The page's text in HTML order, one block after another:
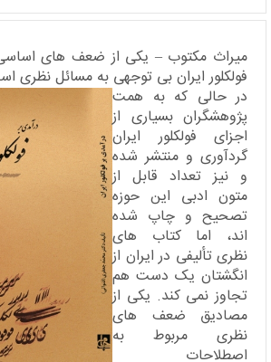
میراث مکتوب – یکی از ضعف های
فولکلور ایران بی توجهی به مسائل نظری
در حالی که به همت
پژوهشگران بسیاری از
اجزای فولکلور ایران
گردآوری و منتشر شده
و نیز تعداد قابل از
متون ادبی این حوزه
تصحیح و چاپ شده
اند، اما کتاب های
نظری تألیفی در ایران از
انگشتان یک دست هم
تجاوز نمی کند. یکی از
مصادیق ضعف های
نظری مربوط به
اصطلاحات